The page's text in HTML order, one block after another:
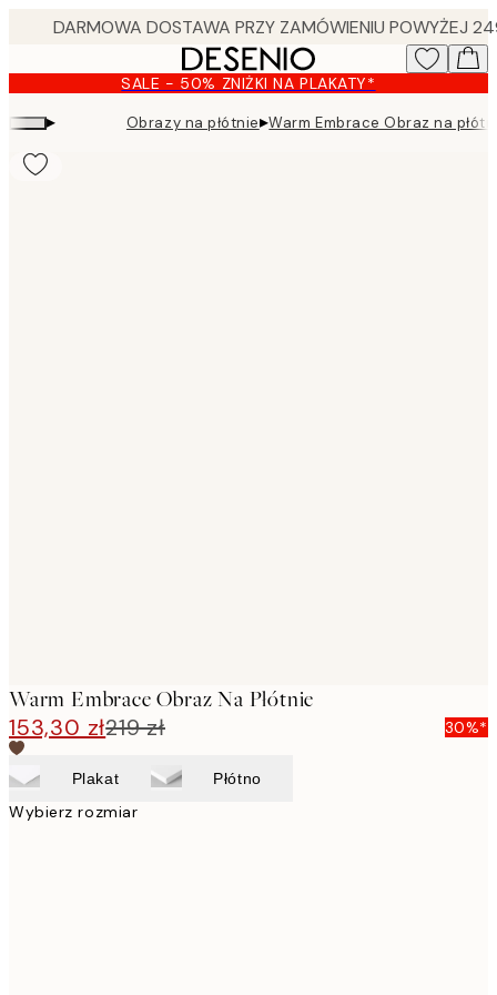
content.
SALE - 50% ZNIŻKI NA PLAKATY*
▸ Obrazy na płótnie▸Warm Embrace Obraz na
Warm Embrace Obraz Na Płótnie
153,30 zł219 zł 30%*
Plakat Płótno
Wybierz rozmiar